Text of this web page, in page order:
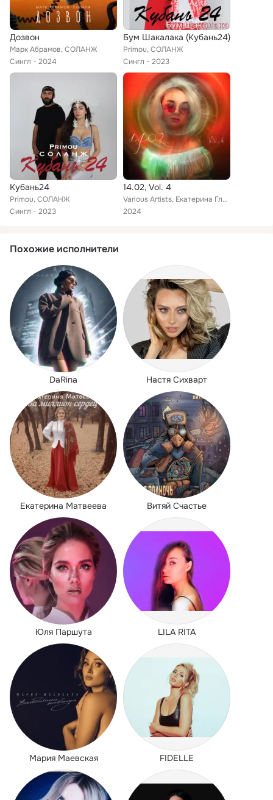
Дозвон
Марк Абрамов, СОЛАНЖ
Сингл
2024
Бум Шакалака (Кубань24)
Primou, СОЛАНЖ
Сингл
2023
Кубань24
Primou, СОЛАНЖ
Сингл
2023
14.02, Vol. 4
Various Artists, Екатерина Глубоковских, GANDJA GOLDMAN, СОЛАНЖ, Tatiana Nova, EXTRENNA, Vetkafolk, SHOO, Дария Лаврова, MARINA ...
2024
Похожие исполнители
DaRina Настя Сихварт
Екатерина Матвеева Витяй Счастье
Юля Паршута LILA RITA
Мария Маевская FIDELLE